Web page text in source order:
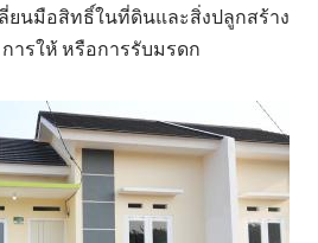
ยนมือสิทธิ์ในที่ดินและสิ่งปลูกสร้าง
ารให้ หรือการรับมรดก